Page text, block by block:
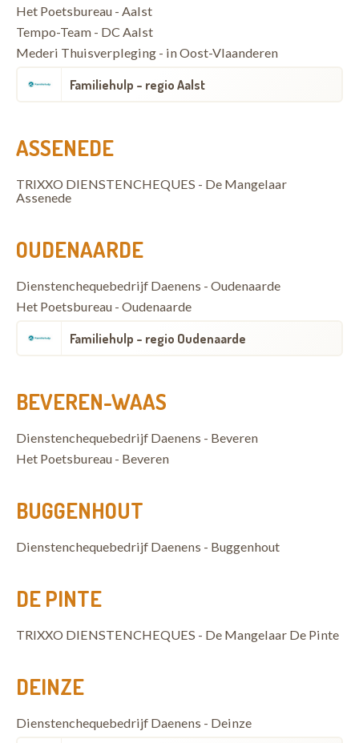
Het Poetsbureau - Aalst
Tempo-Team - DC Aalst
Mederi Thuisverpleging - in Oost-Vlaanderen
Familiehulp - regio Aalst
ASSENEDE
TRIXXO DIENSTENCHEQUES - De Mangelaar
Assenede
OUDENAARDE
Dienstenchequebedrijf Daenens - Oudenaarde
Het Poetsbureau - Oudenaarde
Familiehulp - regio Oudenaarde
BEVEREN-WAAS
Dienstenchequebedrijf Daenens - Beveren
Het Poetsbureau - Beveren
BUGGENHOUT
Dienstenchequebedrijf Daenens - Buggenhout
DE PINTE
TRIXXO DIENSTENCHEQUES - De Mangelaar De Pinte
DEINZE
Dienstenchequebedrijf Daenens - Deinze